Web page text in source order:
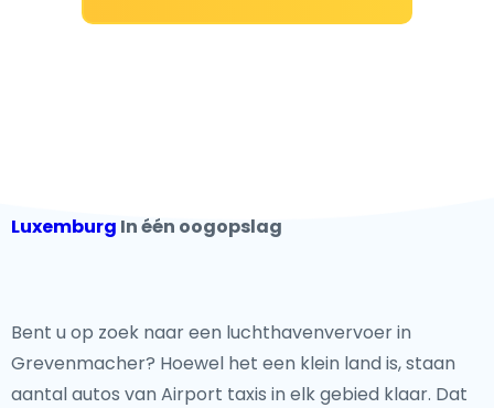
Luxemburg In één oogopslag
Bent u op zoek naar een luchthavenvervoer in
Grevenmacher? Hoewel het een klein land is, staan
aantal autos van Airport taxis in elk gebied klaar. Dat